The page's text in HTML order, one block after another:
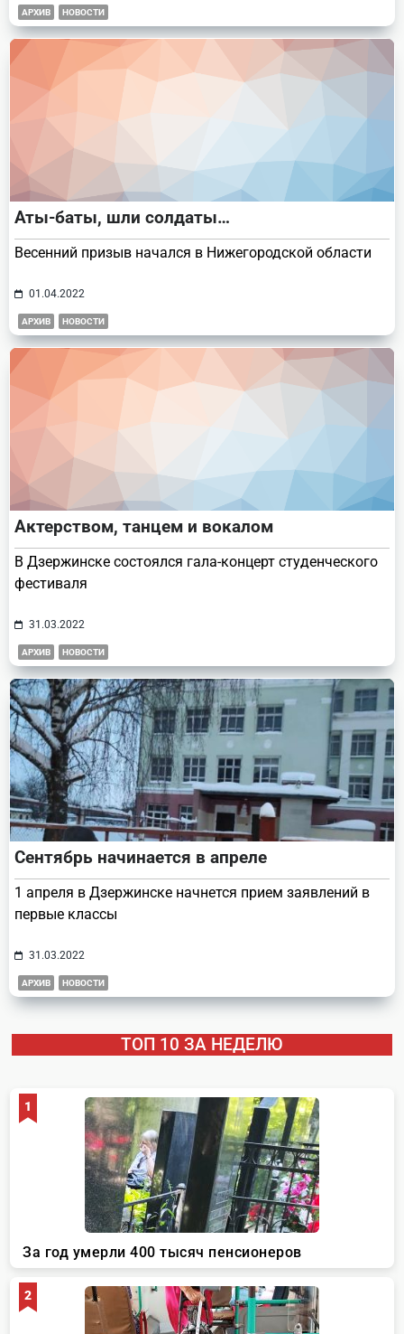
АРХИВ НОВОСТИ
Аты-баты, шли солдаты…
Весенний призыв начался в Нижегородской области
01.04.2022
АРХИВ НОВОСТИ
Актерством, танцем и вокалом
В Дзержинске состоялся гала-концерт студенческого
фестиваля
31.03.2022
АРХИВ НОВОСТИ
Сентябрь начинается в апреле
1 апреля в Дзержинске начнется прием заявлений в
первые классы
31.03.2022
АРХИВ НОВОСТИ
ТОП 10 ЗА НЕДЕЛЮ